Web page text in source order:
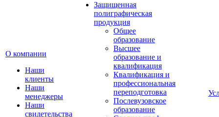
О компании
Наши
клиенты
Наши
менеджеры
Наши
свидетельства
Защищенная
полиграфическая
продукция
Общее
образование
Высшее
образование и
квалификация
Квалификация и
профессиональная
переподготовка
Послевузовское
образование